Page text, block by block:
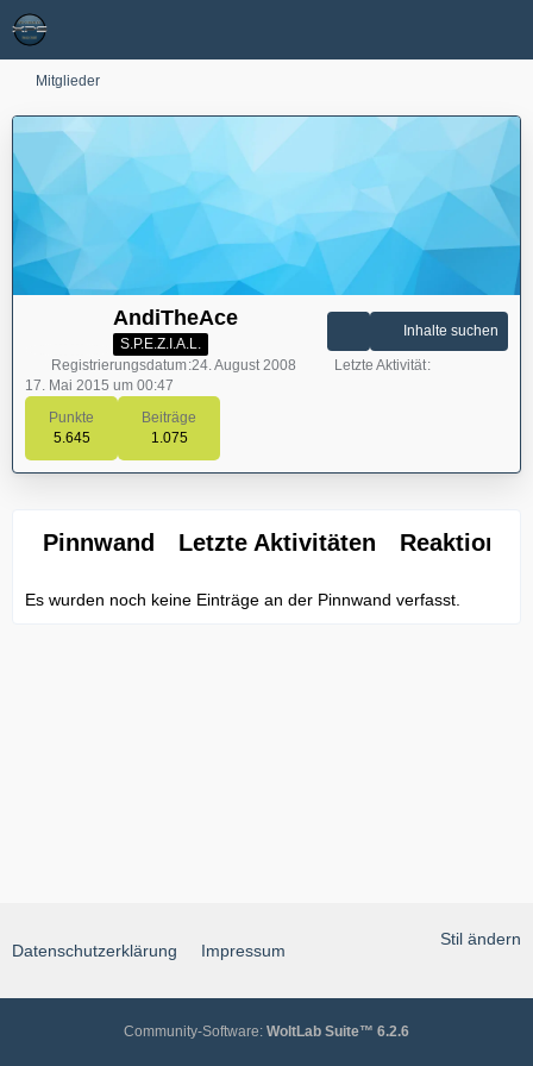
Mitglieder
AndiTheAce
S.P.E.Z.I.A.L.
Punkte
5.645
Beiträge
1.075
Inhalte suchen
Registrierungsdatum 24. August 2008
Letzte Aktivität
17. Mai 2015 um 00:47
Pinnwand Letzte Aktivitäten Reaktionen
Es wurden noch keine Einträge an der Pinnwand verfasst.
Stil ändern
Datenschutzerklärung Impressum
Community-Software: WoltLab Suite™ 6.2.6